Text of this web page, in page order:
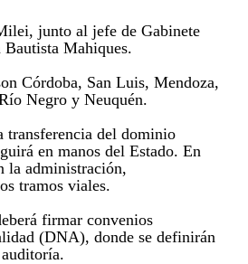
junto al jefe de Gabinete
Mahiques.
Córdoba, San Luis, Mendoza,
Negro y Neuquén.
transferencia del dominio
en manos del Estado. En
la administración,
tramos viales.
firmar convenios
(DNA), donde se definirán